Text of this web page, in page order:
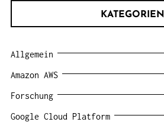
KATEGORIEN
Allgemein
Amazon AWS
Forschung
Google Cloud Platform